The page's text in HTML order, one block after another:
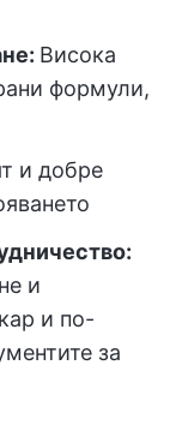
Висока
формули,
и добре
и
и по-
за